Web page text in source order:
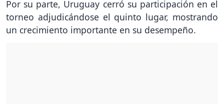
Por su parte, Uruguay cerró su participación en el
torneo adjudicándose el quinto lugar, mostrando
un crecimiento importante en su desempeño.